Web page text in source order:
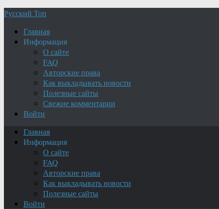
Русский Топ
Главная
Информация
О сайте
FAQ
Авторские права
Как выкладывать новости
Полезные сайты
Свежие комментарии
Войти
Главная
Информация
О сайте
FAQ
Авторские права
Как выкладывать новости
Полезные сайты
Войти